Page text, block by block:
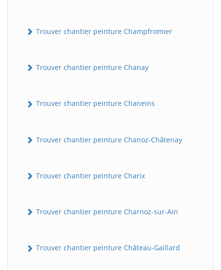
Trouver chantier peinture Champfromier
Trouver chantier peinture Chanay
Trouver chantier peinture Chaneins
Trouver chantier peinture Chanoz-Châtenay
Trouver chantier peinture Charix
Trouver chantier peinture Charnoz-sur-Ain
Trouver chantier peinture Château-Gaillard